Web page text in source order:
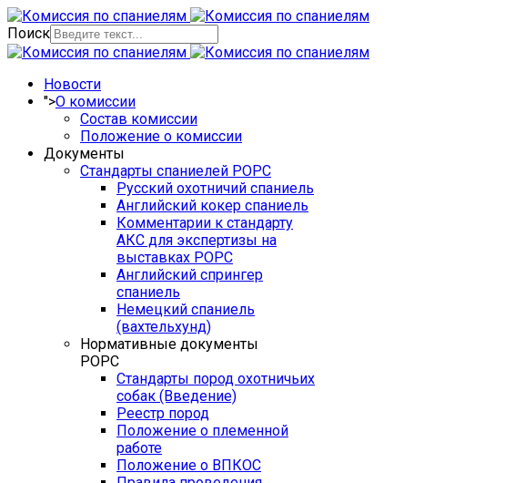
Поиск
Новости
">О комиссии
Состав комиссии
Положение о комиссии
Документы
Стандарты спаниелей РОРС
Русский охотничий спаниель
Английский кокер спаниель
Комментарии к стандарту
АКС для экспертизы на
выставках РОРС
Английский спрингер
спаниель
Немецкий спаниель
(вахтельхунд)
Нормативные документы
РОРС
Стандарты пород охотничьих
собак (Введение)
Реестр пород
Положение о племенной
работе
Положение о ВПКОС